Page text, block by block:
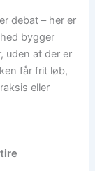
debat – her er
bygger
uden at der er
får frit løb,
eller